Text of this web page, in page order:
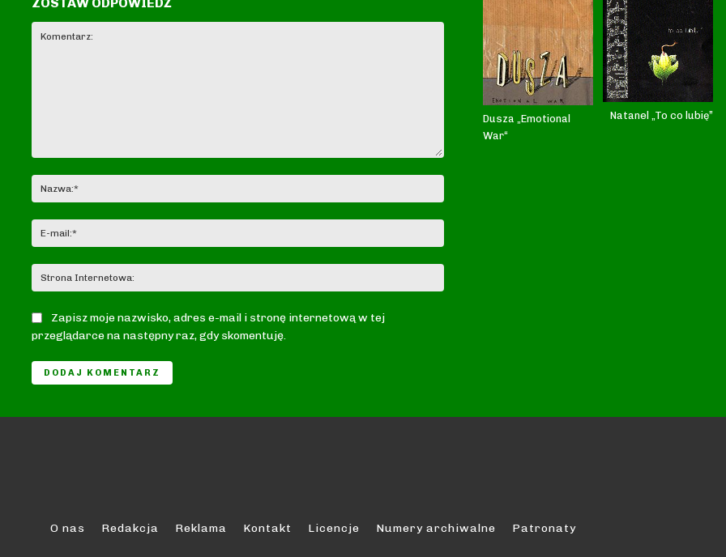
mail:*
Internetowa:
Zapisz moje nazwisko, adres e-mail i stronę internetową w tej
przeglądarce na następny raz, gdy skomentuję.
Dusza „Emotional
War“
Natanel „To co lubię”
O nas Redakcja Reklama Kontakt Licencje Numery archiwalne Patronaty